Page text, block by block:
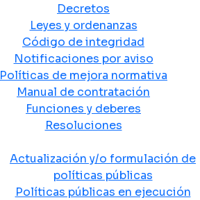
Decretos
Leyes y ordenanzas
Código de integridad
Notificaciones por aviso
Políticas de mejora normativa
Manual de contratación
Funciones y deberes
Resoluciones
Actualización y/o formulación de
políticas públicas
Políticas públicas en ejecución